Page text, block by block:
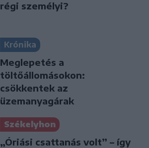
régi személyi?
Krónika
Meglepetés a
töltőállomásokon:
csökkentek az
üzemanyagárak
Székelyhon
„Óriási csattanás volt” – így